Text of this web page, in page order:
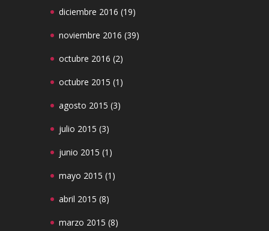
diciembre 2016 (19)
noviembre 2016 (39)
octubre 2016 (2)
octubre 2015 (1)
agosto 2015 (3)
julio 2015 (3)
junio 2015 (1)
mayo 2015 (1)
abril 2015 (8)
marzo 2015 (8)